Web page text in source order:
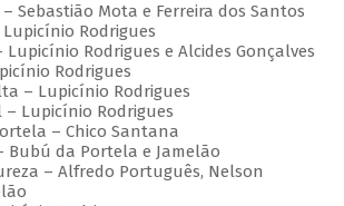
Sebastião Mota e Ferreira dos Santos
Lupicínio Rodrigues
Lupicínio Rodrigues e Alcides Gonçalves
Rodrigues
– Lupicínio Rodrigues
– Lupicínio Rodrigues
– Chico Santana
Bubú da Portela e Jamelão
– Alfredo Português, Nelson